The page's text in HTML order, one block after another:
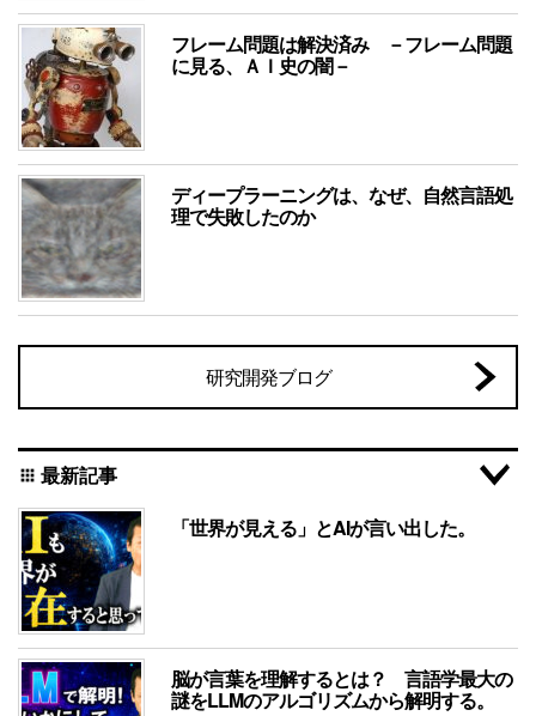
フレーム問題は解決済み －フレーム問題
に見る、ＡＩ史の闇－
ディープラーニングは、なぜ、自然言語処
理で失敗したのか
研究開発ブログ
apps 最新記事
「世界が見える」とAIが言い出した。
脳が言葉を理解するとは？ 言語学最大の
謎をLLMのアルゴリズムから解明する。